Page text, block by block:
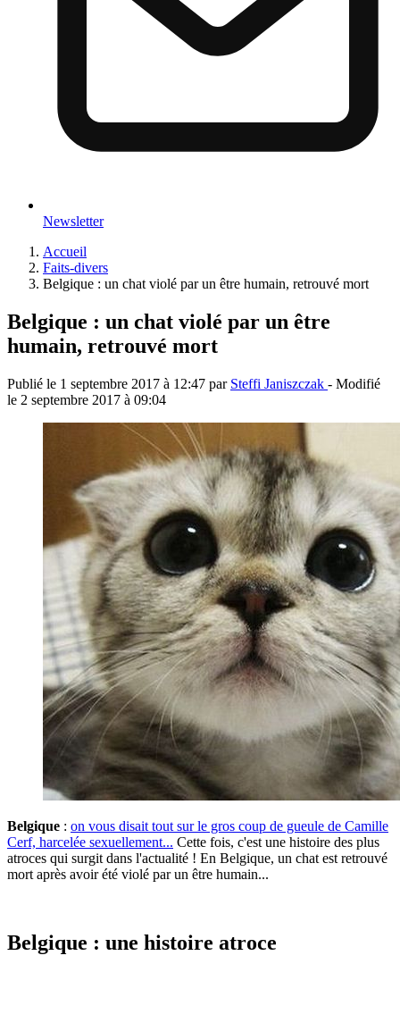
Newsletter
Accueil
Faits-divers
Belgique : un chat violé par un être humain, retrouvé mort
Belgique : un chat violé par un être
humain, retrouvé mort
Publié le 1 septembre 2017 à 12:47 par Steffi Janiszczak - Modifié
le 2 septembre 2017 à 09:04
Belgique : on vous disait tout sur le gros coup de gueule de Camille
Cerf, harcelée sexuellement... Cette fois, c'est une histoire des plus
atroces qui surgit dans l'actualité ! En Belgique, un chat est retrouvé
mort après avoir été violé par un être humain...
Belgique : une histoire atroce